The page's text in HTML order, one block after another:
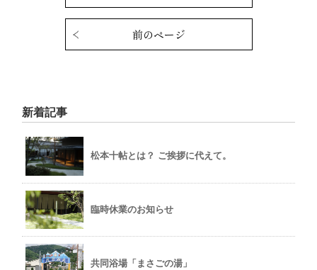
前のページ
新着記事
松本十帖とは？ ご挨拶に代えて。
臨時休業のお知らせ
共同浴場「まさごの湯」